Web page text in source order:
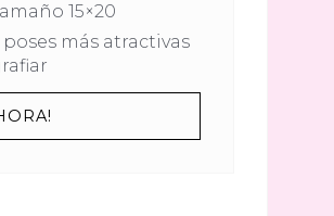
15×20
más atractivas